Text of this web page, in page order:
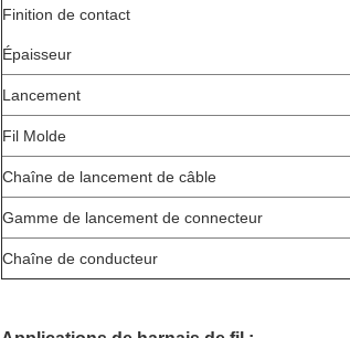
Finition de contact
Épaisseur
Lancement
Fil Molde
Chaîne de lancement de câble
Gamme de lancement de connecteur
Chaîne de conducteur